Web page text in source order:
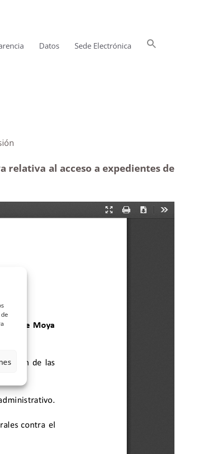
Datos Sede Electrónica
relativa al acceso a expedientes de